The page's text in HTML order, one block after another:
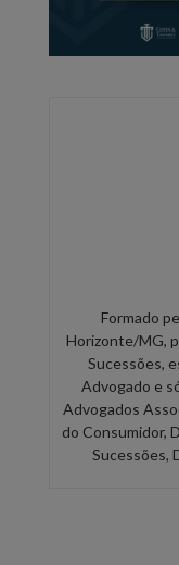
Formado
Horizonte/MG,
Sucessões,
Advogado e
Advogados
do Consumidor,
Sucessões,